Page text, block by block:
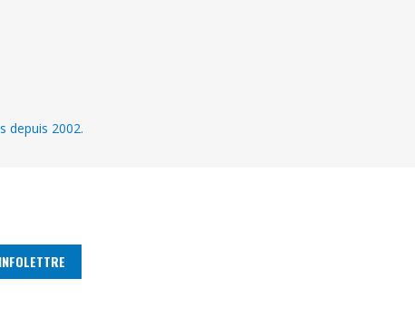
depuis 2002.